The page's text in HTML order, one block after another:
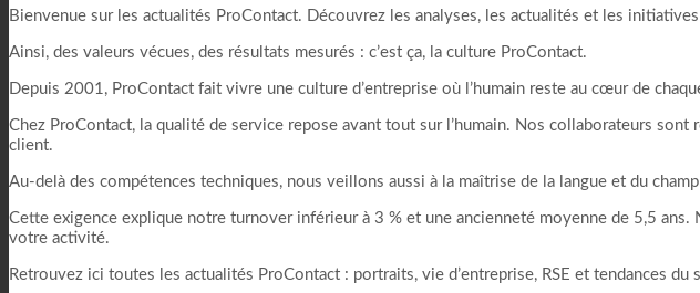
Bienvenue sur les actualités ProContact. Découvrez les analyses, les actualités et les
Ainsi, des valeurs vécues, des résultats mesurés : c’est ça, la culture ProContact.
Depuis 2001, ProContact fait vivre une culture d’entreprise où l’humain reste au cœur de
Chez ProContact, la qualité de service repose avant tout sur l’humain. Nos collaborateurs
client.
Au-delà des compétences techniques, nous veillons aussi à la maîtrise de la langue et du
Cette exigence explique notre turnover inférieur à 3 % et une ancienneté moyenne de 5,5
votre activité.
Retrouvez ici toutes les actualités ProContact : portraits, vie d’entreprise, RSE et tendances du